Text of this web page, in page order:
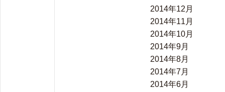
2014年12月
2014年11月
2014年10月
2014年9月
2014年8月
2014年7月
2014年6月